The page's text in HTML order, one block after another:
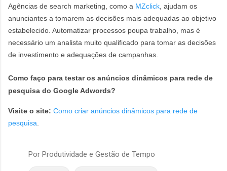
Agências de search marketing, como a MZclick , ajudam os
anunciantes a tomarem as decisões mais adequadas ao objetivo
estabelecido. Automatizar processos poupa trabalho, mas é
necessário um analista muito qualificado para tomar as decisões
de investimento e adequações de campanhas.
Como faço para testar os anúncios dinâmicos para rede de
pesquisa do Google Adwords?
Visite o site: Como criar anúncios dinâmicos para rede de
pesquisa
Por Produtividade e Gestão de Tempo